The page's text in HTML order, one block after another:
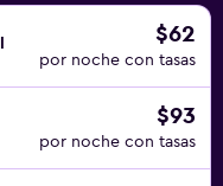
$62
por noche con tasas
$93
por noche con tasas